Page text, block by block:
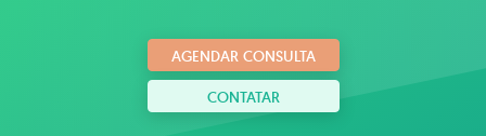
AGENDAR CONSULTA
CONTATAR